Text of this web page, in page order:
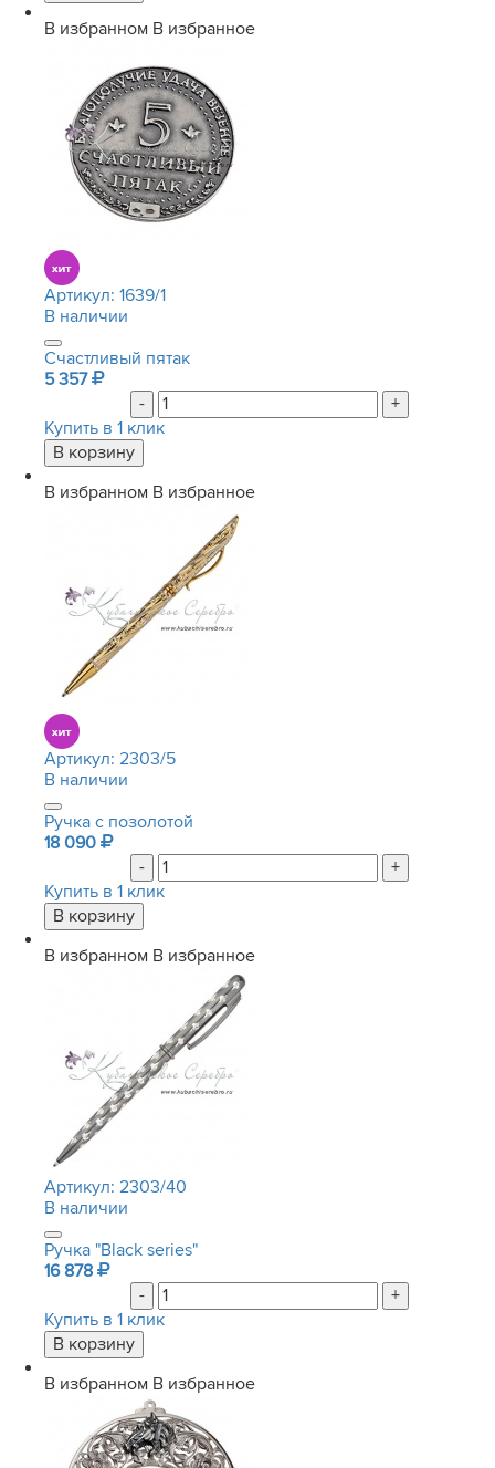
В избранном В избранное
Артикул: 1639/1
В наличии
Счастливый пятак
5 357
-
+
Купить в 1 клик
В избранном В избранное
Артикул: 2303/5
В наличии
Ручка с позолотой
18 090
-
+
Купить в 1 клик
В избранном В избранное
Артикул: 2303/40
В наличии
Ручка "Black series"
16 878
-
+
Купить в 1 клик
В избранном В избранное